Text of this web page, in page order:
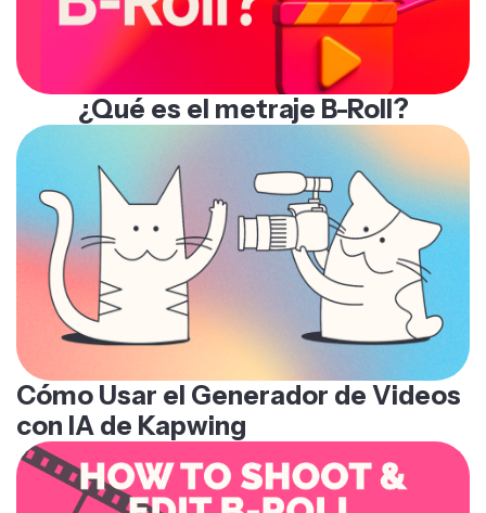
¿Qué es el metraje B-Roll?
Cómo Usar el Generador de Videos
con IA de Kapwing